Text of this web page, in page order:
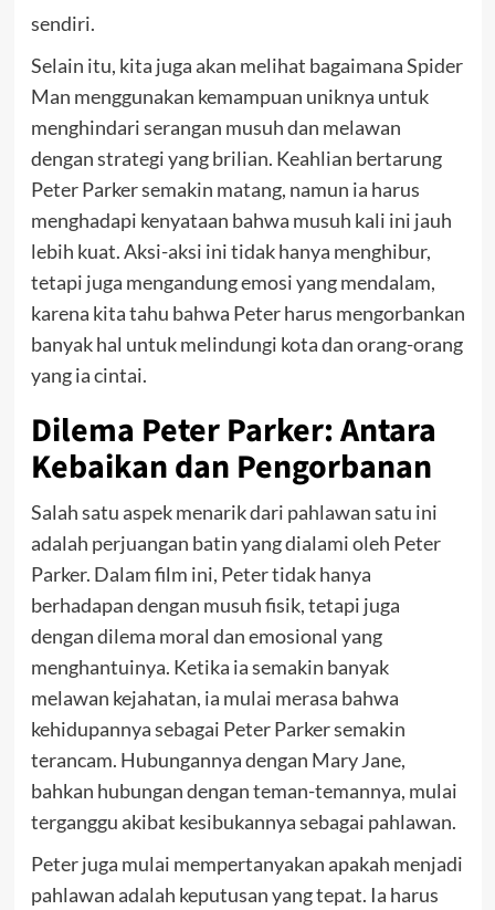
sendiri.
Selain itu, kita juga akan melihat bagaimana Spider
Man menggunakan kemampuan uniknya untuk
menghindari serangan musuh dan melawan
dengan strategi yang brilian. Keahlian bertarung
Peter Parker semakin matang, namun ia harus
menghadapi kenyataan bahwa musuh kali ini jauh
lebih kuat. Aksi-aksi ini tidak hanya menghibur,
tetapi juga mengandung emosi yang mendalam,
karena kita tahu bahwa Peter harus mengorbankan
banyak hal untuk melindungi kota dan orang-orang
yang ia cintai.
Dilema Peter Parker: Antara
Kebaikan dan Pengorbanan
Salah satu aspek menarik dari pahlawan satu ini
adalah perjuangan batin yang dialami oleh Peter
Parker. Dalam film ini, Peter tidak hanya
berhadapan dengan musuh fisik, tetapi juga
dengan dilema moral dan emosional yang
menghantuinya. Ketika ia semakin banyak
melawan kejahatan, ia mulai merasa bahwa
kehidupannya sebagai Peter Parker semakin
terancam. Hubungannya dengan Mary Jane,
bahkan hubungan dengan teman-temannya, mulai
terganggu akibat kesibukannya sebagai pahlawan.
Peter juga mulai mempertanyakan apakah menjadi
pahlawan adalah keputusan yang tepat. Ia harus